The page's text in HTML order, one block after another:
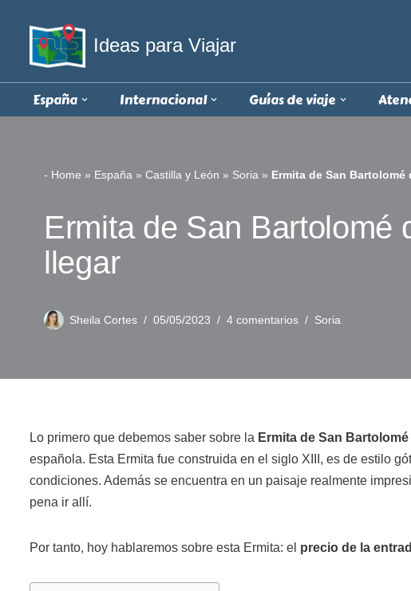
Saltar
contenido
Ideas para Viajar
España Internacional Guías de viaje
- Home » España » Castilla y León » Soria » Ermita de San
Ermita de San Bartolomé
llegar
Sheila Cortes 05/05/2023 4 comentarios Soria
Lo primero que debemos saber sobre la Ermita de San
española. Esta Ermita fue construida en el siglo XIII, es de estilo
condiciones. Además se encuentra en un paisaje realmente
pena ir allí.
Por tanto, hoy hablaremos sobre esta Ermita: el precio de la